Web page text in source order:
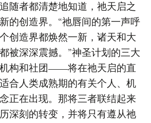
随者都清楚地知道，祂天启之
的创造界。“祂唇间的第一声呼
创造界都焕然一新，诸天和大
被深深震撼。”神圣计划的三大
构和社团——将在祂天启的直
合人类成熟期的有关个人、机
正在出现。那将三者联结起来
深刻的转变，并将只有遵从祂